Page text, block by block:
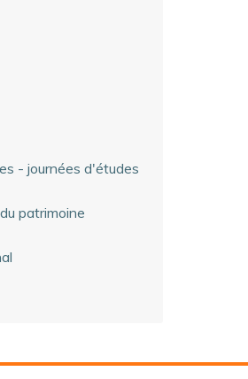
- journées d'études
patrimoine